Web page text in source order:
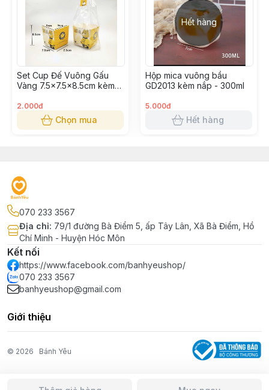
Set Cup Đế Vuông Gấu
Vàng 7.5x7.5x8.5cm kèm
2.000đ
Chọn mua
Hết hàng
Hộp mica vuông bầu
GD2013 kèm nắp - 300ml
5.000đ
Hết hàng
070 233 3567
Địa chỉ: 79/1 đường Bà Điểm 5, ấp Tây Lân, Xã Bà Điểm, Hồ
Chí Minh - Huyện Hóc Môn
Kết nối
https://www.facebook.com/banhyeushop/
070 233 3567
banhyeushop@gmail.com
Giới thiệu
© 2026 Bánh Yêu